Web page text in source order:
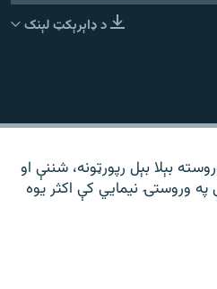
د ډاېرېکټ لېنک
بېلا بېل رپورټونه، شننې او
وروستۍ نیمايي کې اکثر یوه